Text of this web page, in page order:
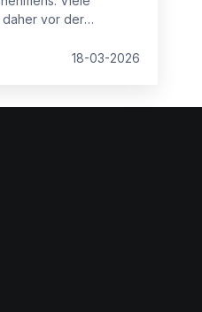
daher vor der
auslagern?
18-03-2026